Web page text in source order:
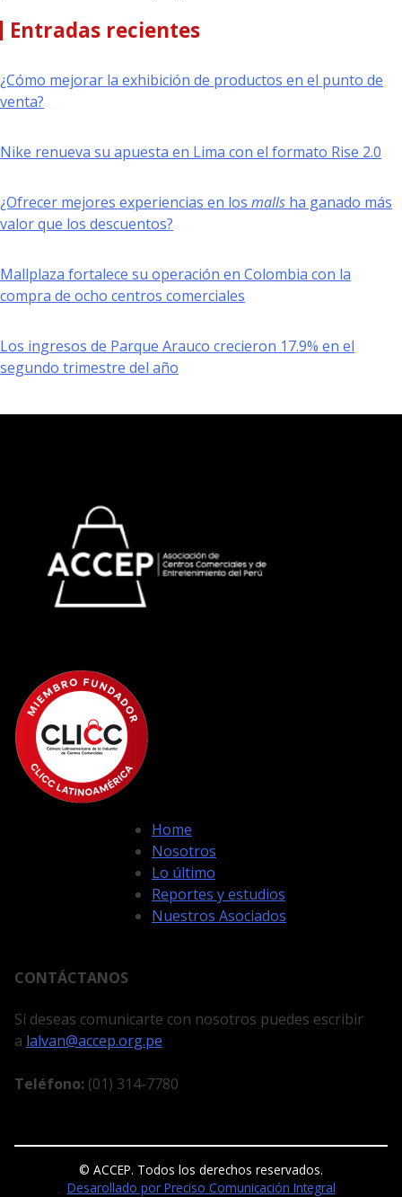
Entradas recientes
¿Cómo mejorar la exhibición de productos en el punto de
venta?
Nike renueva su apuesta en Lima con el formato Rise 2.0
¿Ofrecer mejores experiencias en los malls ha ganado más
valor que los descuentos?
Mallplaza fortalece su operación en Colombia con la
compra de ocho centros comerciales
Los ingresos de Parque Arauco crecieron 17.9% en el
segundo trimestre del año
Home
Nosotros
Lo último
Reportes y estudios
Nuestros Asociados
CONTÁCTANOS
Si deseas comunicarte con nosotros puedes escribir
a lalvan@accep.org.pe
Teléfono: (01) 314-7780
© ACCEP. Todos los derechos reservados.
Desarollado por Preciso Comunicación Integral